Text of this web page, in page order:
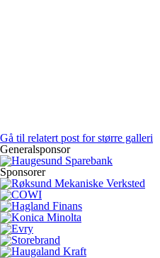
Gå til relatert post for større galleri
Generalsponsor
Sponsorer